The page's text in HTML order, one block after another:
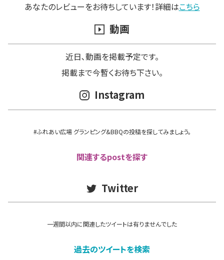
あなたのレビューをお待ちしています！詳細はこちら
動画
近日､動画を掲載予定です。
掲載まで今暫くお待ち下さい。
Instagram
#ふれあい広場 グランピング&BBQの投稿を探してみましょう。
関連するpostを探す
Twitter
一週間以内に関連したツイートは有りませんでした
過去のツイートを検索